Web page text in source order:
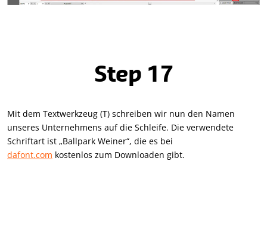
Step 17
Mit dem Textwerkzeug (T) schreiben wir nun den Namen
unseres Unternehmens auf die Schleife. Die verwendete
Schriftart ist „Ballpark Weiner“, die es bei
dafont.com kostenlos zum Downloaden gibt.